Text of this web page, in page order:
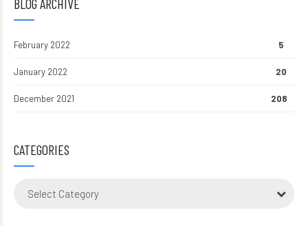
BLOG ARCHIVE
February 2022 5
January 2022 20
December 2021 208
CATEGORIES
Select Category